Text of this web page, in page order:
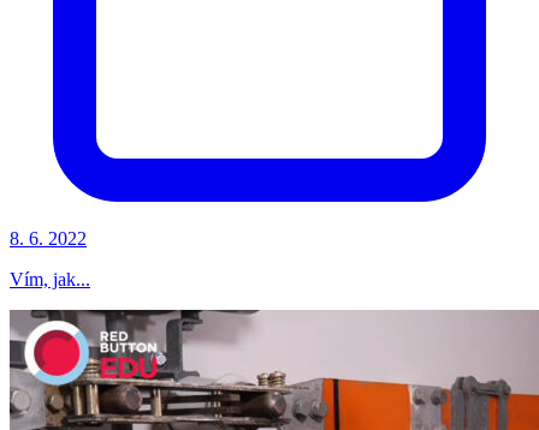
8. 6. 2022
Vím, jak...